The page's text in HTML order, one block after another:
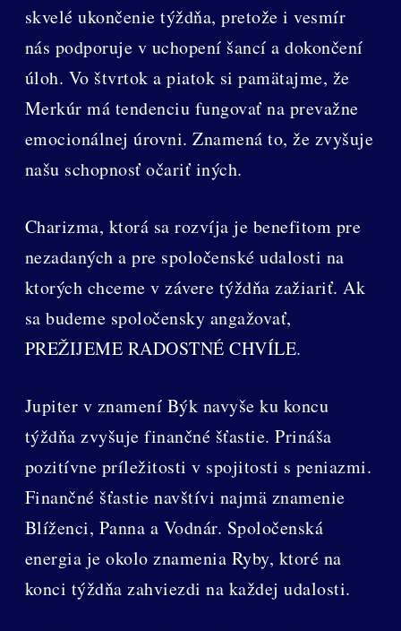
skvelé ukončenie týždňa, pretože i vesmír
nás podporuje v uchopení šancí a dokončení
úloh. Vo štvrtok a piatok si pamätajme, že
Merkúr má tendenciu fungovať na prevažne
emocionálnej úrovni. Znamená to, že zvyšuje
našu schopnosť očariť iných.
Charizma, ktorá sa rozvíja je benefitom pre
nezadaných a pre spoločenské udalosti na
ktorých chceme v závere týždňa zažiariť. Ak
sa budeme spoločensky angažovať,
PREŽIJEME RADOSTNÉ CHVÍLE.
Jupiter v znamení Býk navyše ku koncu
týždňa zvyšuje finančné šťastie. Prináša
pozitívne príležitosti v spojitosti s peniazmi.
Finančné šťastie navštívi najmä znamenie
Blíženci, Panna a Vodnár. Spoločenská
energia je okolo znamenia Ryby, ktoré na
konci týždňa zahviezdi na každej udalosti.